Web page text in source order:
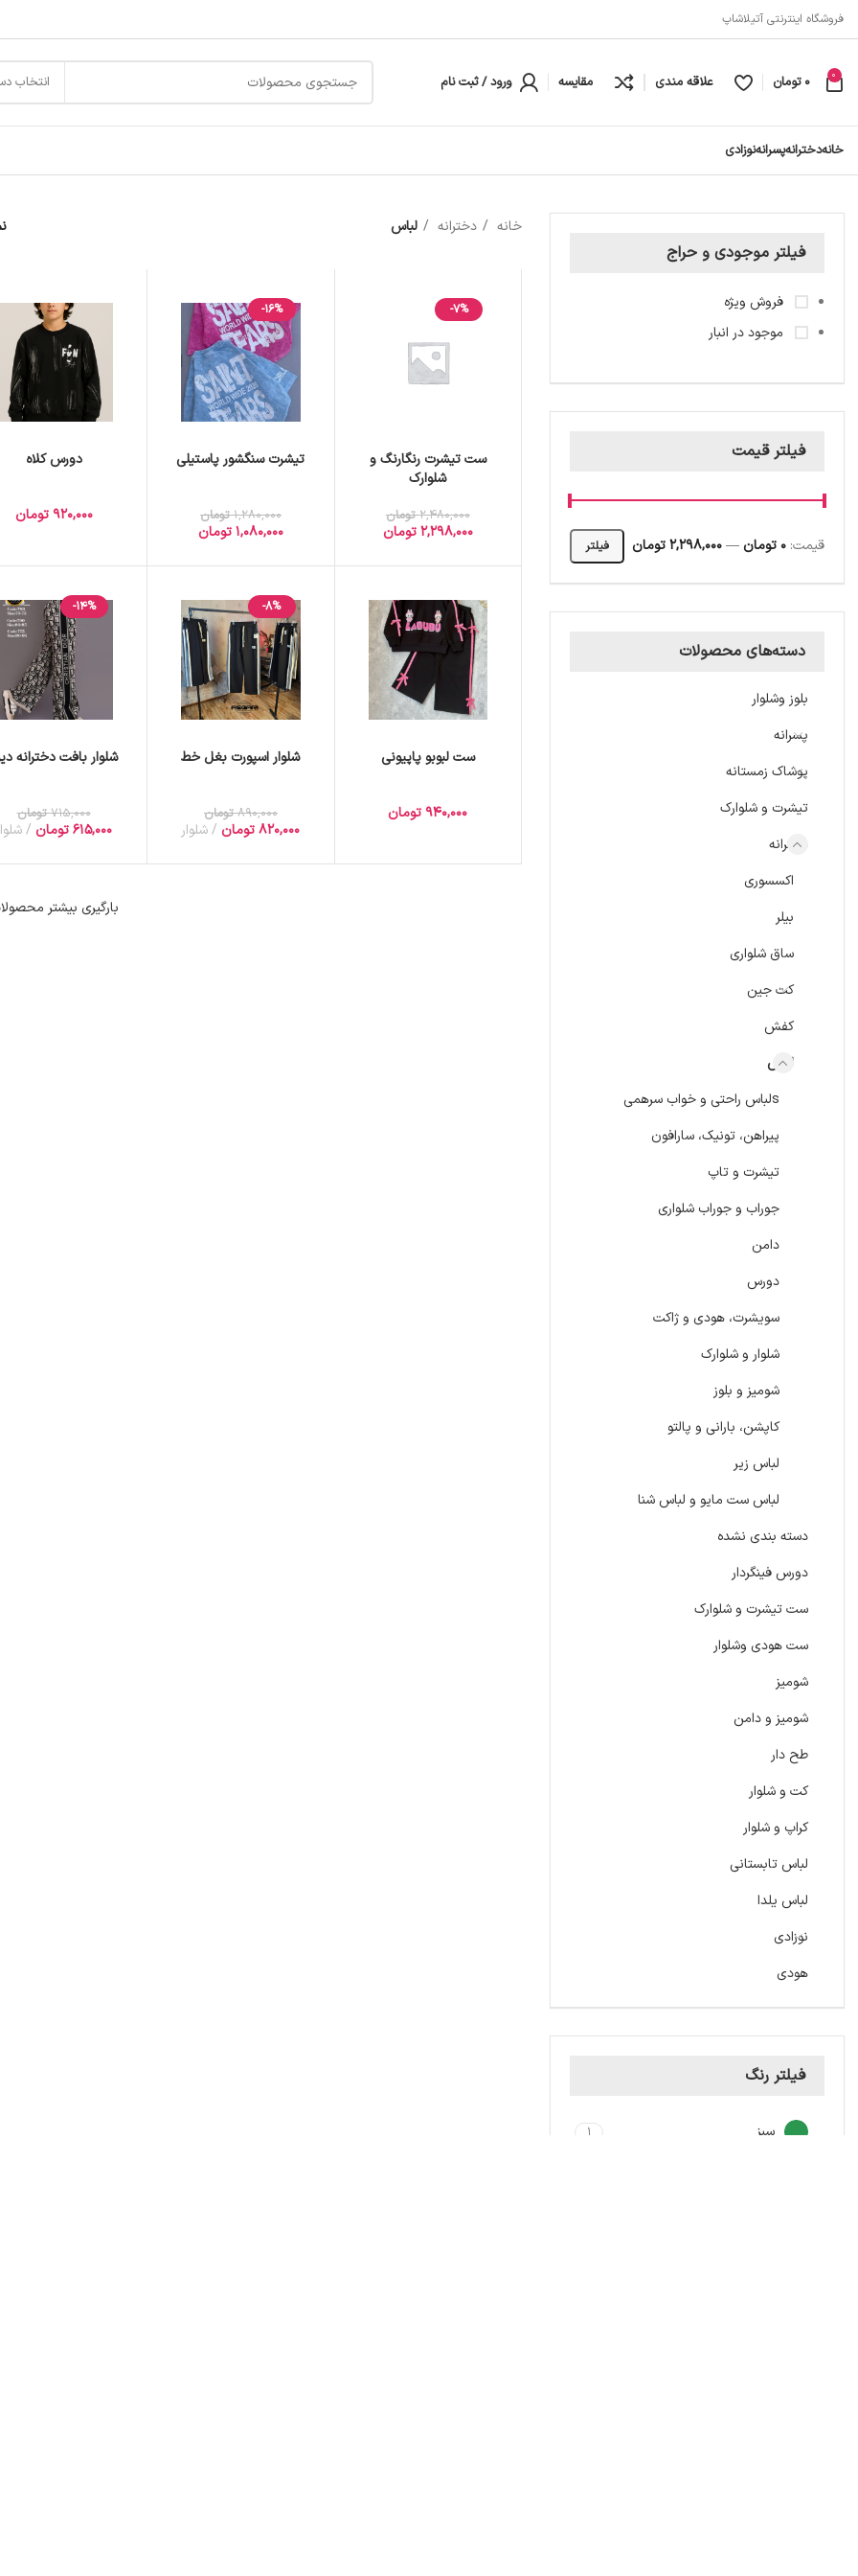
فروشگاه اینترنتی آتیلاشاپ
0
0 تومان علاقه مندی مقایسه ورود / ثبت نام انتخاب
خانهدخترانهپسرانهنوزادی
فیلتر موجودی و حراج
فروش ویژه
موجود در انبار
فیلتر قیمت
فیلتر قیمت: 0 تومان —2,298,000 تومان
دسته‌های محصولات
بلوز وشلوار
پسرانه
پوشاک زمستانه
تیشرت و شلوارک
دخترانه
اکسسوری
بیلر
ساق شلواری
کت جین
کفش
لباس
sلباس راحتی و خواب سرهمی
پیراهن، تونیک، سارافون
تیشرت و تاپ
جوراب و جوراب شلواری
دامن
دورس
سویشرت، هودی و ژاکت
شلوار و شلوارک
شومیز و بلوز
کاپشن، بارانی و پالتو
لباس زیر
لباس ست مایو و لباس شنا
دسته بندی نشده
دورس فینگردار
ست تیشرت و شلوارک
ست هودی وشلوار
شومیز
شومیز و دامن
طح دار
کت و شلوار
کراپ و شلوار
لباس تابستانی
لباس یلدا
نوزادی
هودی
فیلتر رنگ
سبز 1
خانه دخترانه لباس
-7%
ست تیشرت رنگارنگ و
شلوارک
2,480,000 تومان
2,298,000 تومان
-16%
تیشرت سنگشور پاستیلی
1,280,000 تومان
1,080,000تومان
دورس کلاه
920,000 تومان
ست لبوبو پاپیونی
940,000 تومان
-8%
شلوار اسپورت بغل خط
890,000 تومان
820,000 تومان شلوار
-14%
شلوار بافت دخترانه
715,000 تومان
615,000تومان
بارگیری بیشتر